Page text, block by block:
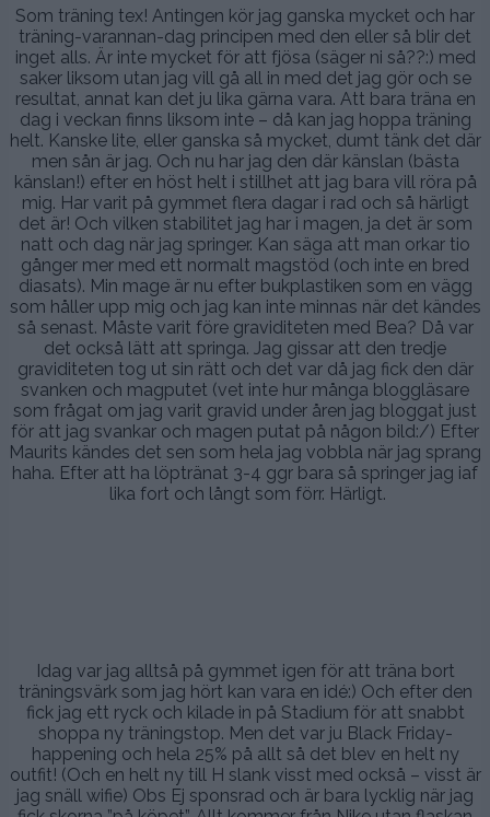
Som träning tex! Antingen kör jag ganska mycket och har
träning-varannan-dag principen med den eller så blir det
inget alls. Är inte mycket för att fjösa (säger ni så??:) med
saker liksom utan jag vill gå all in med det jag gör och se
resultat, annat kan det ju lika gärna vara. Att bara träna en
dag i veckan finns liksom inte – då kan jag hoppa träning
helt. Kanske lite, eller ganska så mycket, dumt tänk det där
men sån är jag. Och nu har jag den där känslan (bästa
känslan!) efter en höst helt i stillhet att jag bara vill röra på
mig. Har varit på gymmet flera dagar i rad och så härligt
det är! Och vilken stabilitet jag har i magen, ja det är som
natt och dag när jag springer. Kan säga att man orkar tio
gånger mer med ett normalt magstöd (och inte en bred
diasats). Min mage är nu efter bukplastiken som en vägg
som håller upp mig och jag kan inte minnas när det kändes
så senast. Måste varit före graviditeten med Bea? Då var
det också lätt att springa. Jag gissar att den tredje
graviditeten tog ut sin rätt och det var då jag fick den där
svanken och magputet (vet inte hur många bloggläsare
som frågat om jag varit gravid under åren jag bloggat just
för att jag svankar och magen putat på någon bild:/) Efter
Maurits kändes det sen som hela jag vobbla när jag sprang
haha. Efter att ha löptränat 3-4 ggr bara så springer jag iaf
lika fort och långt som förr. Härligt.
Idag var jag alltså på gymmet igen för att träna bort
träningsvärk som jag hört kan vara en idé:) Och efter den
fick jag ett ryck och kilade in på Stadium för att snabbt
shoppa ny träningstop. Men det var ju Black Friday-
happening och hela 25% på allt så det blev en helt ny
outfit! (Och en helt ny till H slank visst med också – visst är
jag snäll wifie) Obs Ej sponsrad och är bara lycklig när jag